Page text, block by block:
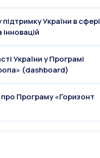
України в сфері
України у Програмі
(dashboard)
про Програму «Горизонт